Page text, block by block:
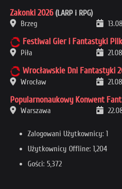
Zakonki 2026 (LARP i RPG)
Brzeg
Festiwal Gier i Fantastyki
Piła
Wrocławskie Dni Fantastyki
Wrocław
Popularnonaukowy Konwent
Warszawa
Zalogowani Użytkownicy: 1
Użytkownicy Offline: 1,204
Gości: 5,372